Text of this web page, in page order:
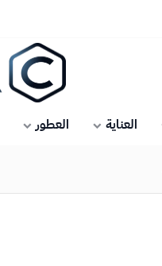
كلاسيكا
العناية العطور